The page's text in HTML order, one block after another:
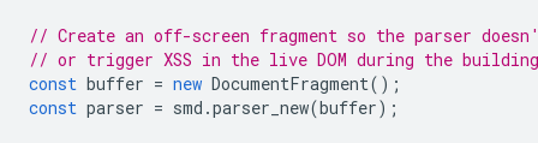
// Create an off-screen fragment so the parser
// or trigger XSS in the live DOM during the
const buffer = new DocumentFragment();
const parser = smd .parser_new(buffer);